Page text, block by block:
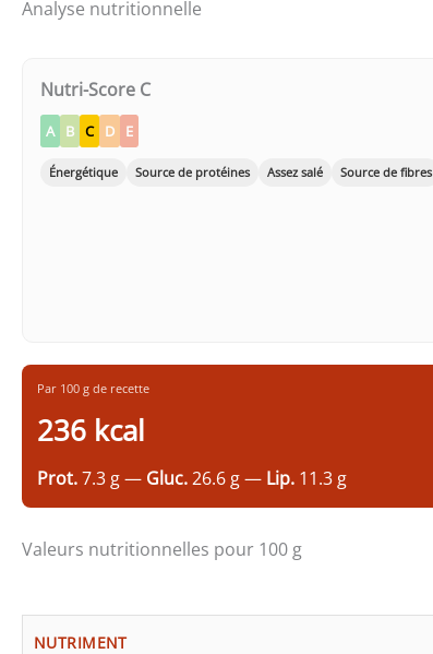
Analyse nutritionnelle
Nutri-Score C
A B C D E
Énergétique Source de protéines Assez salé Source de fibres
Par 100 g de recette
236 kcal
Prot.7.3 g — Gluc.26.6 g — Lip. 11.3 g
Valeurs nutritionnelles pour 100 g
NUTRIMENT